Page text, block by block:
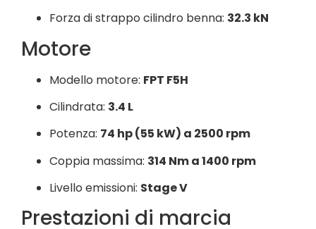
Forza di strappo cilindro benna: 32.3 kN
Motore
Modello motore: FPT F5H
Cilindrata: 3.4 L
Potenza: 74 hp (55 kW) a 2500 rpm
Coppia massima: 314 Nm a 1400 rpm
Livello emissioni: Stage V
Prestazioni di marcia